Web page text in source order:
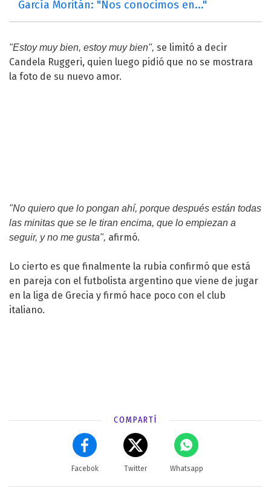
García Moritán: "Nos conocimos en..."
"Estoy muy bien, estoy muy bien", se limitó a decir
Candela Ruggeri, quien luego pidió que no se mostrara
la foto de su nuevo amor.
"No quiero que lo pongan ahí, porque después están todas
las minitas que se le tiran encima, que lo empiezan a
seguir, y no me gusta", afirmó.
Lo cierto es que finalmente la rubia confirmó que está
en pareja con el futbolista argentino que viene de jugar
en la liga de Grecia y firmó hace poco con el club
italiano.
COMPARTÍ
Facebok Twitter Whatsapp